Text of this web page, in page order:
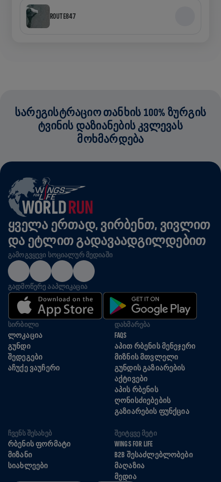
ROUTE847
ᲡᲐᲠᲔᲒᲘᲡᲢᲠᲐᲪᲘᲝ ᲗᲐᲜᲮᲘᲡ 100% ᲖᲣᲠᲒᲘᲡ
ᲢᲕᲘᲜᲘᲡ ᲓᲐᲖᲘᲐᲜᲔᲑᲘᲡ ᲙᲕᲚᲔᲕᲐᲡ
ᲛᲝᲮᲛᲐᲠᲓᲔᲑᲐ
ᲧᲕᲔᲚᲐ ᲔᲠᲗᲐᲓ, ᲕᲘᲠᲑᲔᲜᲗ, ᲕᲘᲕᲚᲘᲗ
ᲓᲐ ᲔᲢᲚᲘᲗ ᲒᲐᲓᲐᲕᲐᲐᲓᲒᲘᲚᲓᲔᲑᲘᲗ
ᲒᲐᲛᲝᲒᲕᲧᲔᲕᲘ ᲡᲝᲪᲘᲐᲚᲣᲠ ᲛᲔᲓᲘᲐᲨᲘ
ᲒᲐᲓᲛᲝᲬᲔᲠᲔ ᲐᲐᲞᲚᲘᲙᲐᲪᲘᲐ
ᲡᲘᲠᲑᲘᲚᲘ
ᲚᲝᲙᲐᲪᲘᲐ
ᲒᲣᲜᲓᲘ
ᲨᲔᲓᲔᲒᲔᲑᲘ
ᲐᲩᲣᲥᲔ ᲕᲐᲣᲩᲔᲠᲘ
ᲓᲐᲮᲛᲐᲠᲔᲑᲐ
FAQS
ᲐᲞᲘᲗ ᲠᲑᲔᲜᲘᲡ ᲛᲔᲜᲔᲯᲔᲠᲘ
ᲛᲘᲖᲜᲘᲡ ᲛᲗᲕᲚᲔᲚᲘ
ᲒᲣᲜᲓᲘᲡ ᲒᲐᲖᲘᲐᲠᲔᲑᲘᲡ
ᲐᲥᲢᲘᲕᲔᲑᲘ
ᲐᲞᲘᲡ ᲠᲑᲔᲜᲘᲡ
ᲦᲝᲜᲘᲡᲫᲘᲔᲑᲔᲑᲘᲡ
ᲒᲐᲖᲘᲐᲠᲔᲑᲘᲡ ᲤᲣᲜᲥᲪᲘᲐ
ᲩᲕᲔᲜᲡ ᲨᲔᲡᲐᲮᲔᲑ
ᲠᲑᲔᲜᲘᲡ ᲤᲝᲠᲛᲐᲢᲘ
ᲛᲘᲖᲐᲜᲘ
ᲡᲘᲐᲮᲚᲔᲔᲑᲘ
ᲨᲔᲘᲢᲧᲕᲔ ᲛᲔᲢᲘ
WINGS FOR LIFE
B2B ᲨᲔᲡᲐᲫᲚᲔᲑᲚᲝᲑᲔᲑᲘ
ᲛᲐᲦᲐᲖᲘᲐ
ᲛᲔᲓᲘᲐ